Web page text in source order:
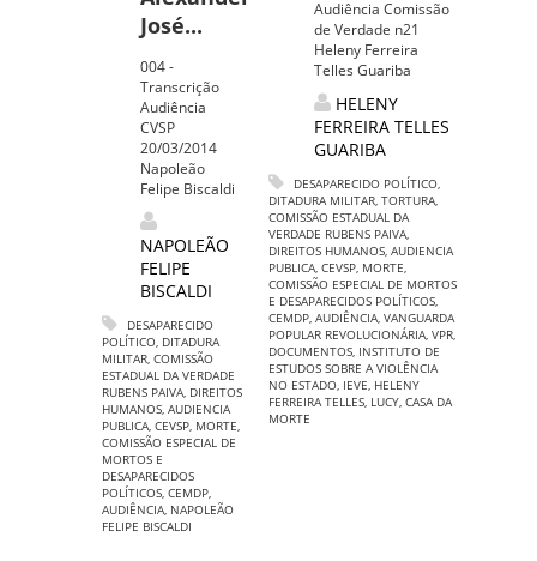
José...
004 -
Transcrição
Audiência
CVSP
20/03/2014
Napoleão
Felipe Biscaldi
NAPOLEÃO
FELIPE
BISCALDI
DESAPARECIDO
POLÍTICO, DITADURA
MILITAR, COMISSÃO
ESTADUAL DA VERDADE
RUBENS PAIVA, DIREITOS
HUMANOS, AUDIENCIA
PUBLICA, CEVSP, MORTE,
COMISSÃO ESPECIAL DE
MORTOS E
DESAPARECIDOS
POLÍTICOS, CEMDP,
AUDIÊNCIA, NAPOLEÃO
FELIPE BISCALDI
Audiência Comissão
de Verdade n21
Heleny Ferreira
Telles Guariba
HELENY
FERREIRA TELLES
GUARIBA
DESAPARECIDO POLÍTICO,
DITADURA MILITAR, TORTURA,
COMISSÃO ESTADUAL DA
VERDADE RUBENS PAIVA,
DIREITOS HUMANOS, AUDIENCIA
PUBLICA, CEVSP, MORTE,
COMISSÃO ESPECIAL DE MORTOS
E DESAPARECIDOS POLÍTICOS,
CEMDP, AUDIÊNCIA, VANGUARDA
POPULAR REVOLUCIONÁRIA, VPR,
DOCUMENTOS, INSTITUTO DE
ESTUDOS SOBRE A VIOLÊNCIA
NO ESTADO, IEVE, HELENY
FERREIRA TELLES, LUCY, CASA DA
MORTE